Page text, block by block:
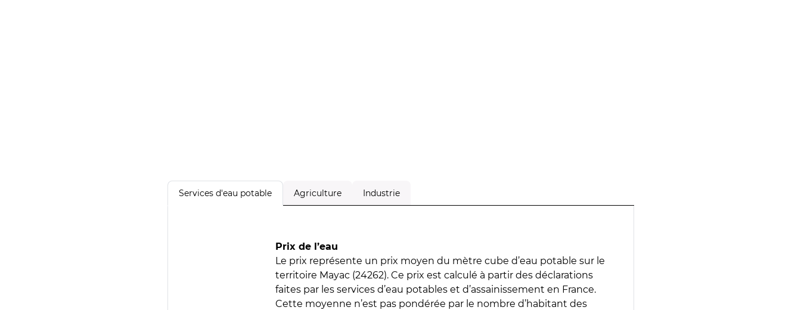
Services d'eau potable Agriculture Industrie
Prix de l’eau
Le prix représente un prix moyen du mètre cube d’eau potable sur le
territoire Mayac (24262). Ce prix est calculé à partir des déclarations
faites par les services d’eau potables et d’assainissement en France.
Cette moyenne n’est pas pondérée par le nombre d’habitant des